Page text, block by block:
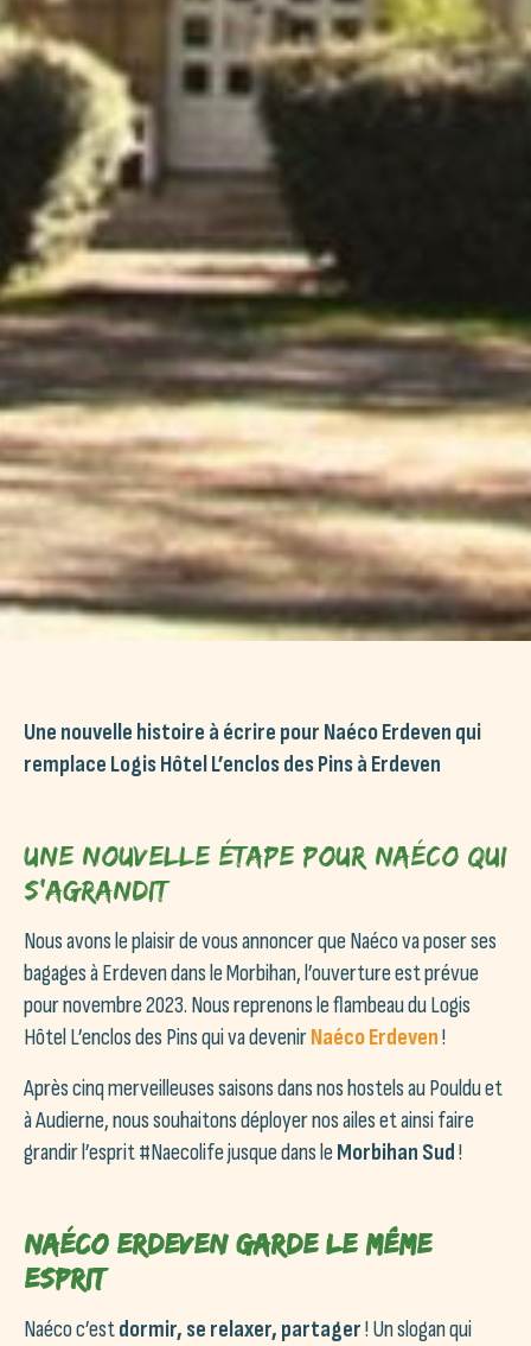
Une nouvelle histoire à écrire pour Naéco Erdeven qui
remplace Logis Hôtel L’enclos des Pins à Erdeven
Une nouvelle étape pour Naéco qui
s’agrandit
Nous avons le plaisir de vous annoncer que Naéco va poser ses
bagages à Erdeven dans le Morbihan, l’ouverture est prévue
pour novembre 2023. Nous reprenons le flambeau du Logis
Hôtel L’enclos des Pins qui va devenirNaéco Erdeven!
Après cinq merveilleuses saisons dans nos hostels au Pouldu et
à Audierne, nous souhaitons déployer nos ailes et ainsi faire
grandir l’esprit #Naecolife jusque dans leMorbihan Sud!
Naéco Erdeven garde le même
esprit
Naéco c’estdormir, se relaxer, partager! Un slogan qui